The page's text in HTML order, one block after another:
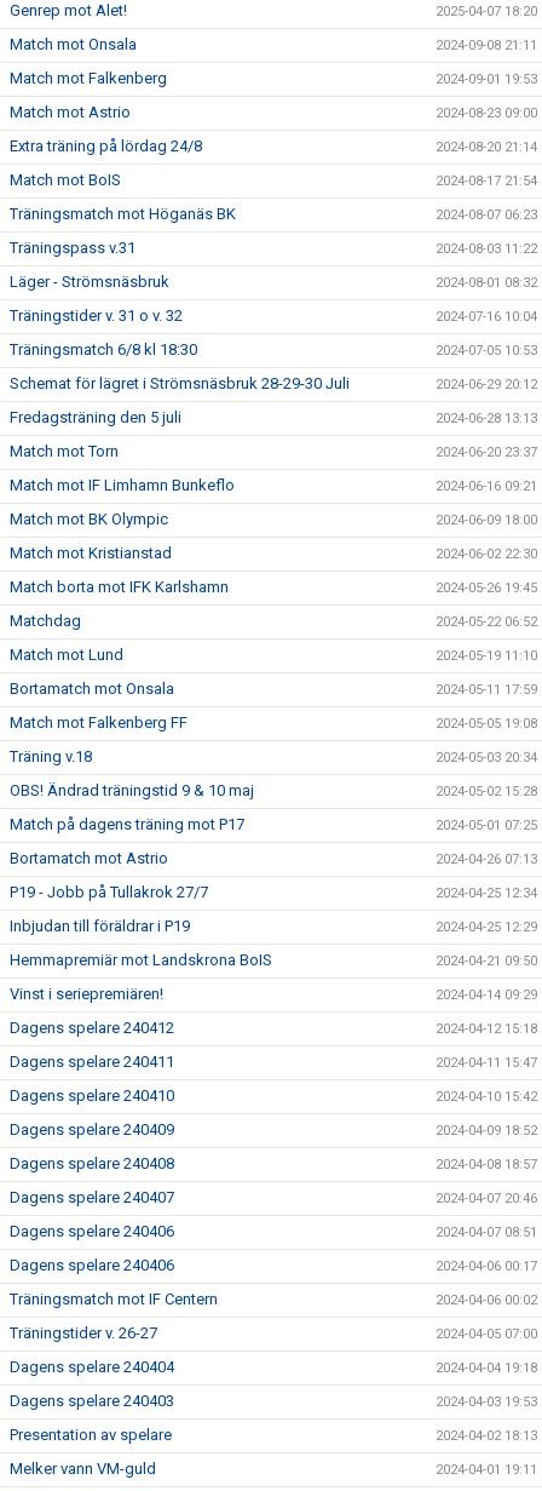
Genrep mot Alet! 2025-04-07 18:20
Match mot Onsala 2024-09-08 21:11
Match mot Falkenberg 2024-09-01 19:53
Match mot Astrio 2024-08-23 09:00
Extra träning på lördag 24/8 2024-08-20 21:14
Match mot BoIS 2024-08-17 21:54
Träningsmatch mot Höganäs BK 2024-08-07 06:23
Träningspass v.31 2024-08-03 11:22
Läger - Strömsnäsbruk 2024-08-01 08:32
Träningstider v. 31 o v. 32 2024-07-16 10:04
Träningsmatch 6/8 kl 18:30 2024-07-05 10:53
Schemat för lägret i Strömsnäsbruk 28-29-30 Juli 2024-06-29 20:12
Fredagsträning den 5 juli 2024-06-28 13:13
Match mot Torn 2024-06-20 23:37
Match mot IF Limhamn Bunkeflo 2024-06-16 09:21
Match mot BK Olympic 2024-06-09 18:00
Match mot Kristianstad 2024-06-02 22:30
Match borta mot IFK Karlshamn 2024-05-26 19:45
Matchdag 2024-05-22 06:52
Match mot Lund 2024-05-19 11:10
Bortamatch mot Onsala 2024-05-11 17:59
Match mot Falkenberg FF 2024-05-05 19:08
Träning v.18 2024-05-03 20:34
OBS! Ändrad träningstid 9 & 10 maj 2024-05-02 15:28
Match på dagens träning mot P17 2024-05-01 07:25
Bortamatch mot Astrio 2024-04-26 07:13
P19 - Jobb på Tullakrok 27/7 2024-04-25 12:34
Inbjudan till föräldrar i P19 2024-04-25 12:29
Hemmapremiär mot Landskrona BoIS 2024-04-21 09:50
Vinst i seriepremiären! 2024-04-14 09:29
Dagens spelare 240412 2024-04-12 15:18
Dagens spelare 240411 2024-04-11 15:47
Dagens spelare 240410 2024-04-10 15:42
Dagens spelare 240409 2024-04-09 18:52
Dagens spelare 240408 2024-04-08 18:57
Dagens spelare 240407 2024-04-07 20:46
Dagens spelare 240406 2024-04-07 08:51
Dagens spelare 240406 2024-04-06 00:17
Träningsmatch mot IF Centern 2024-04-06 00:02
Träningstider v. 26-27 2024-04-05 07:00
Dagens spelare 240404 2024-04-04 19:18
Dagens spelare 240403 2024-04-03 19:53
Presentation av spelare 2024-04-02 18:13
Melker vann VM-guld 2024-04-01 19:11